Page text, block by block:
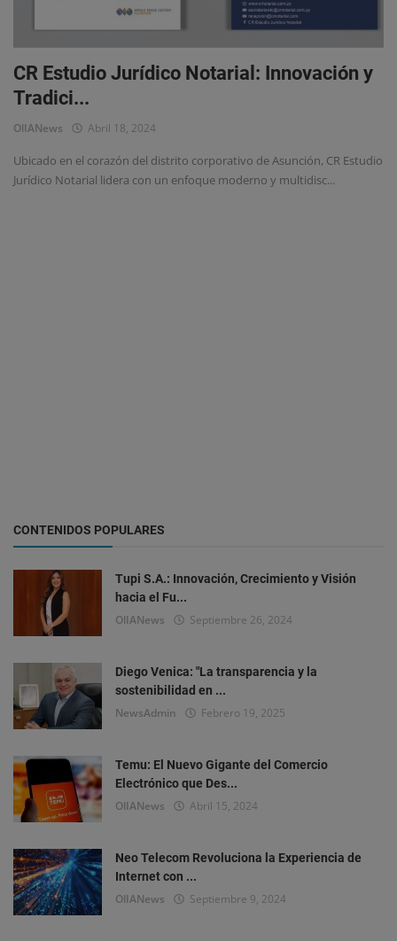
CR Estudio Jurídico Notarial: Innovación y
Tradici...
OlIANews Abril 18, 2024
Ubicado en el corazón del distrito corporativo de Asunción, CR Estudio
Jurídico Notarial lidera con un enfoque moderno y multidisc...
CONTENIDOS POPULARES
Tupi S.A.: Innovación, Crecimiento y Visión
hacia el Fu...
OlIANews Septiembre 26, 2024
Diego Venica: "La transparencia y la
sostenibilidad en ...
NewsAdmin Febrero 19, 2025
Temu: El Nuevo Gigante del Comercio
Electrónico que Des...
OlIANews Abril 15, 2024
Neo Telecom Revoluciona la Experiencia de
Internet con ...
OlIANews Septiembre 9, 2024